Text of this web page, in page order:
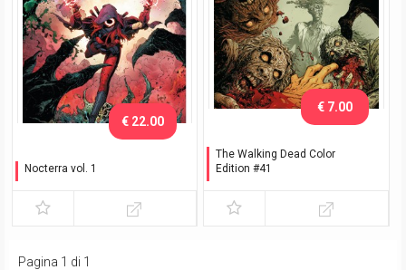
Nocterra vol. 1
Capullo
€ 22.00
The Walking Dead Color
Edition #41
Comicon Bergamo
€ 7.00
Pagina 1 di 1